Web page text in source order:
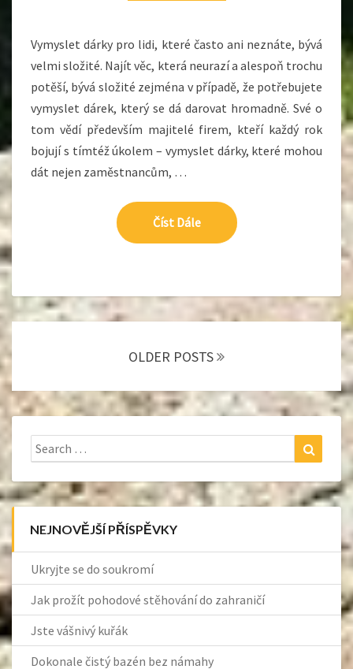
Vymyslet dárky pro lidi, které často ani neznáte, bývá
velmi složité. Najít věc, která neurazí a alespoň trochu
potěší, bývá složité zejména v případě, že potřebujete
vymyslet dárek, který se dá darovat hromadně. Své o
tom vědí především majitelé firem, kteří každý rok
bojují s tímtéž úkolem – vymyslet dárky, které mohou
dát nejen zaměstnancům, …
Číst DáleČíst Dále
Posts
navigation
OLDER POSTS
Search
for:
Search
NEJNOVĚJŠÍ PŘÍSPĚVKY
Ukryjte se do soukromí
Jak prožít pohodové stěhování do zahraničí
Jste vášnivý kuřák
Dokonale čistý bazén bez námahy